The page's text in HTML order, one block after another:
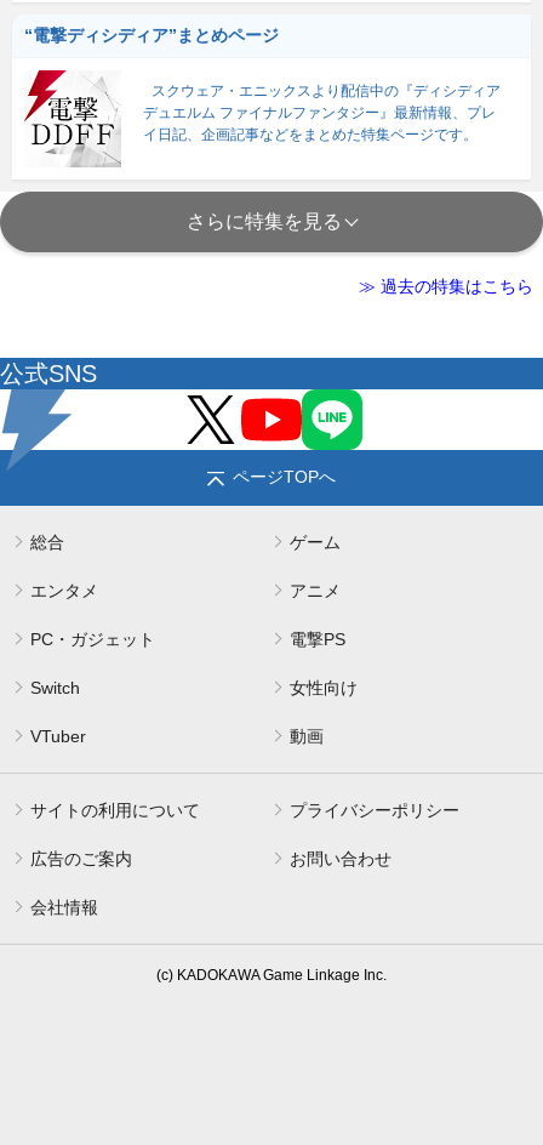
“電撃ディシディア”まとめページ
スクウェア・エニックスより配信中の『ディシディア
デュエルム ファイナルファンタジー』最新情報、プレ
イ日記、企画記事などをまとめた特集ページです。
さらに特集を見る
≫ 過去の特集はこちら
公式SNS
ページTOPへ
総合 ゲーム
エンタメ アニメ
PC・ガジェット 電撃PS
Switch 女性向け
VTuber 動画
サイトの利用について プライバシーポリシー
広告のご案内 お問い合わせ
会社情報
(c) KADOKAWA Game Linkage Inc.